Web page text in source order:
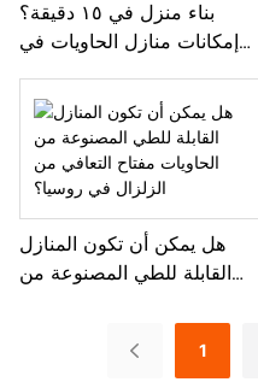
بناء منزل في ١٥ دقيقة؟
إمكانات منازل الحاويات في
هل يمكن أن تكون المنازل
القابلة للطي المصنوعة من
1